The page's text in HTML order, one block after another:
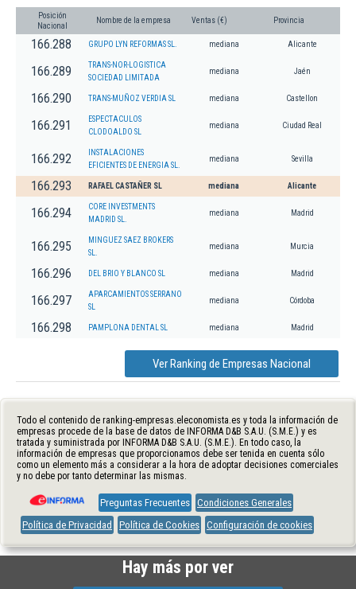
Posición
Nacional
Nombre de la empresa Ventas (€) Provincia
166.288 GRUPO LYN REFORMAS SL. mediana Alicante
166.289
TRANS-NOR-LOGISTICA
SOCIEDAD LIMITADA
mediana Jaén
166.290 TRANS-MUÑOZ VERDIA SL mediana Castellon
166.291
ESPECTACULOS
CLODOALDO SL
mediana Ciudad Real
166.292
INSTALACIONES
EFICIENTES DE ENERGIA SL.
mediana Sevilla
166.293 RAFAEL CASTAÑER SL mediana Alicante
166.294
CORE INVESTMENTS
MADRID SL.
mediana Madrid
166.295
MINGUEZ SAEZ BROKERS
SL.
mediana Murcia
166.296 DEL BRIO Y BLANCO SL mediana Madrid
166.297
APARCAMIENTOS SERRANO
SL
mediana Córdoba
166.298 PAMPLONA DENTAL SL mediana Madrid
Ver Ranking de Empresas Nacional
Todo el contenido de ranking-empresas.eleconomista.es y toda la información de
empresas procede de la base de datos de INFORMA D&B S.A.U. (S.M.E.) y es
tratada y suministrada por INFORMA D&B S.A.U. (S.M.E.). En todo caso, la
información de empresas que proporcionamos debe ser tenida en cuenta sólo
como un elemento más a considerar a la hora de adoptar decisiones comerciales
y no debe por tanto determinar las mismas.
Preguntas Frecuentes Condiciones Generales
Política de Privacidad
Política de Cookies Configuración de cookies
Hay más por ver